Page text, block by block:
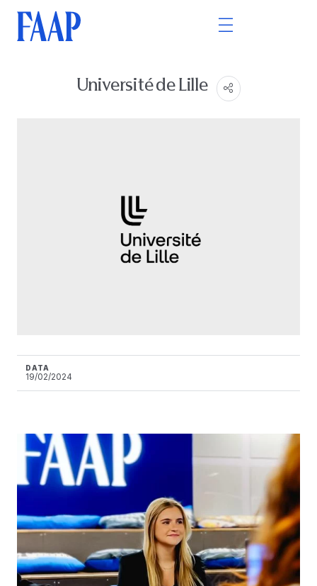
Université de Lille
DATA
19/02/2024